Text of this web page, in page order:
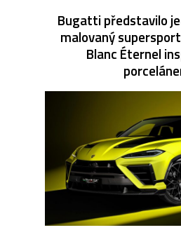
Bugatti představilo
malovaný
Blanc Éternel